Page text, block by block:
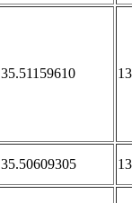
35.51159610
35.50609305